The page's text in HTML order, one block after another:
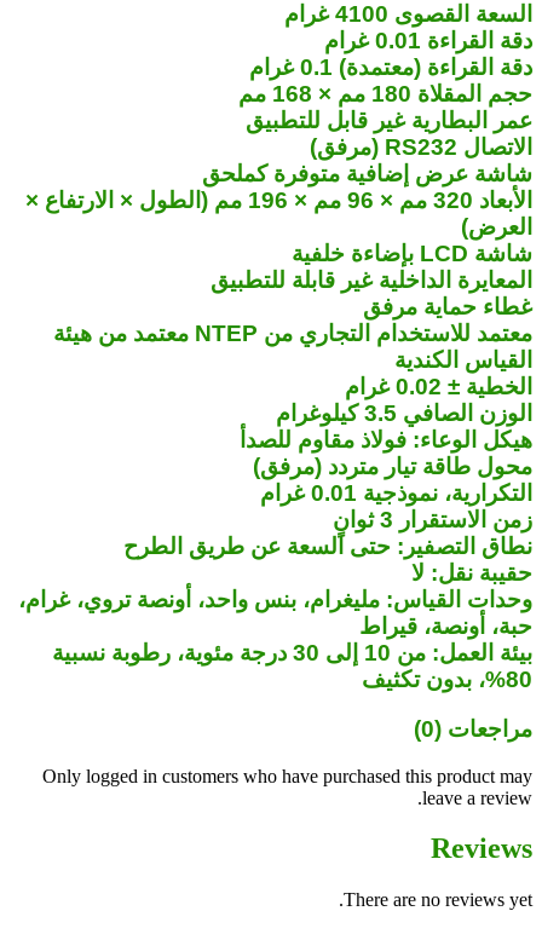
السعة القصوى 4100 غرام
دقة القراءة 0.01 غرام
دقة القراءة (معتمدة) 0.1 غرام
حجم المقلاة 180 مم × 168 مم
عمر البطارية غير قابل للتطبيق
الاتصال RS232 (مرفق)
شاشة عرض إضافية متوفرة كملحق
الأبعاد 320 مم × 96 مم × 196 مم (الطول × الارتفاع ×
العرض)
شاشة LCD بإضاءة خلفية
المعايرة الداخلية غير قابلة للتطبيق
غطاء حماية مرفق
معتمد للاستخدام التجاري من NTEP معتمد من هيئة
القياس الكندية
الخطية ± 0.02 غرام
الوزن الصافي 3.5 كيلوغرام
هيكل الوعاء: فولاذ مقاوم للصدأ
محول طاقة تيار متردد (مرفق)
التكرارية، نموذجية 0.01 غرام
زمن الاستقرار 3 ثوانٍ
نطاق التصفير: حتى السعة عن طريق الطرح
حقيبة نقل: لا
وحدات القياس: مليغرام، بنس واحد، أونصة تروي، غرام،
حبة، أونصة، قيراط
بيئة العمل: من 10 إلى 30 درجة مئوية، رطوبة نسبية
80%، بدون تكثيف
مراجعات (0)
Only logged in customers who have purchased this product may
leave a review.
Reviews
There are no reviews yet.